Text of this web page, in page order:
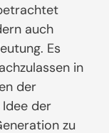
auch
Es
in
der
Idee der
zu